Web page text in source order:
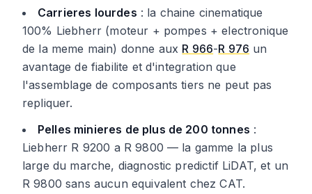
Carrieres lourdes : la chaine cinematique
100% Liebherr (moteur + pompes + electronique
de la meme main) donne aux R 966-R 976 un
avantage de fiabilite et d'integration que
l'assemblage de composants tiers ne peut pas
repliquer.
Pelles minieres de plus de 200 tonnes :
Liebherr R 9200 a R 9800 — la gamme la plus
large du marche, diagnostic predictif LiDAT, et un
R 9800 sans aucun equivalent chez CAT.